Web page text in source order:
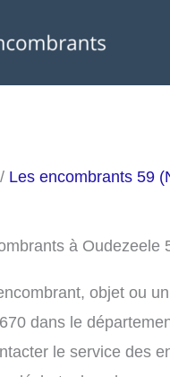
/ Les encombrants 59
à Oudezeele
objet ou
dans le
le service des